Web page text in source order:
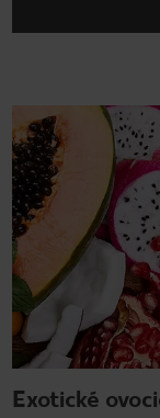
Exotické